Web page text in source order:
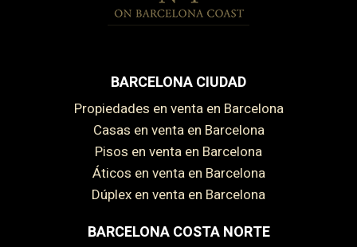
BARCELONA CIUDAD
Propiedades en venta en Barcelona
Casas en venta en Barcelona
Pisos en venta en Barcelona
Áticos en venta en Barcelona
Dúplex en venta en Barcelona
BARCELONA COSTA NORTE